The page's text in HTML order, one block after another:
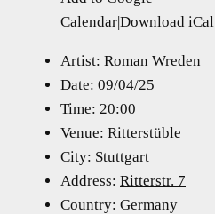
Calendar|Download iCal
Artist: Roman Wreden
Date: 09/04/25
Time: 20:00
Venue: Ritterstüble
City: Stuttgart
Address: Ritterstr. 7
Country: Germany